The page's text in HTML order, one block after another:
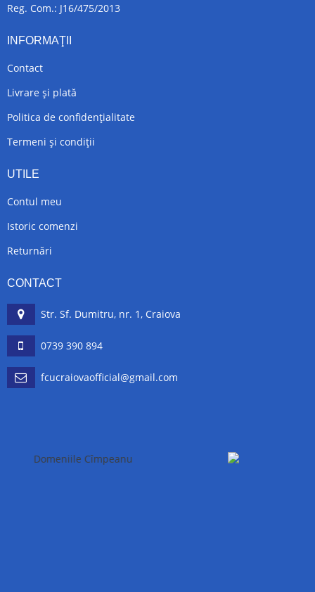
Reg. Com.: J16/475/2013
INFORMAŢII
Contact
Livrare și plată
Politica de confidențialitate
Termeni și condiții
UTILE
Contul meu
Istoric comenzi
Returnări
CONTACT
Str. Sf. Dumitru, nr. 1, Craiova
0739 390 894
fcucraiovaofficial@gmail.com